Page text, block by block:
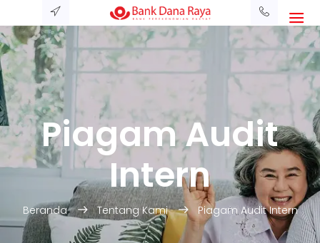
Piagam Audit
Intern
Beranda Tentang Kami Piagam Audit Intern